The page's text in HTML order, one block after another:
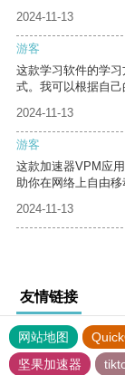
2024-11-13
游客
这款学习软件的学
式。我可以根据自己
2024-11-13
游客
这款加速器VPM应
助你在网络上自由移
2024-11-13
友情链接
网站地图
坚果加速器